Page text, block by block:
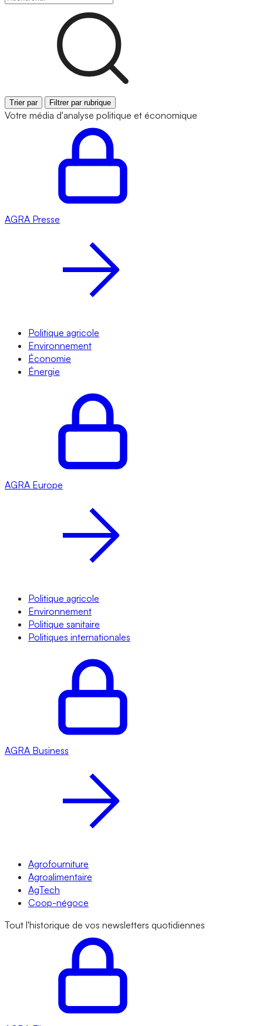
Trier par Filtrer par rubrique
Votre média d'analyse politique et économique
AGRA Presse
Politique agricole
Environnement
Économie
Énergie
AGRA Europe
Politique agricole
Environnement
Politique sanitaire
Politiques internationales
AGRA Business
Agrofourniture
Agroalimentaire
AgTech
Coop-négoce
Tout l'historique de vos newsletters quotidiennes